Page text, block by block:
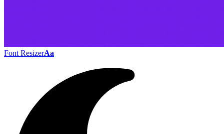
Font ResizerAa